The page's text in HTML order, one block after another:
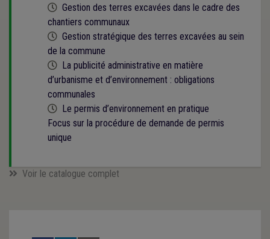
Cette formation est programmée
Gestion des terres excavées dans le cadre des
chantiers communaux
Cette formation est programmée
Gestion stratégique des terres excavées au sein
de la commune
Cette formation est programmée
La publicité administrative en matière
d’urbanisme et d’environnement : obligations
communales
Cette formation est programmée
Le permis d’environnement en pratique
Focus sur la procédure de demande de permis
unique
Voir le catalogue complet